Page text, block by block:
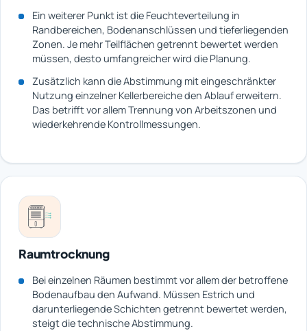
Ein weiterer Punkt ist die Feuchteverteilung in
Randbereichen, Bodenanschlüssen und tieferliegenden
Zonen. Je mehr Teilflächen getrennt bewertet werden
müssen, desto umfangreicher wird die Planung.
Zusätzlich kann die Abstimmung mit eingeschränkter
Nutzung einzelner Kellerbereiche den Ablauf erweitern.
Das betrifft vor allem Trennung von Arbeitszonen und
wiederkehrende Kontrollmessungen.
Raumtrocknung
Bei einzelnen Räumen bestimmt vor allem der betroffene
Bodenaufbau den Aufwand. Müssen Estrich und
darunterliegende Schichten getrennt bewertet werden,
steigt die technische Abstimmung.